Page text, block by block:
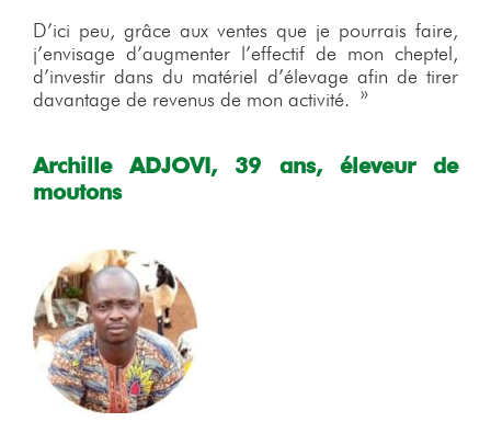
D’ici peu, grâce aux ventes que je pourrais faire,
j’envisage d’augmenter l’effectif de mon cheptel,
d’investir dans du matériel d’élevage afin de tirer
davantage de revenus de mon activité. »
Archille ADJOVI, 39 ans, éleveur de
moutons